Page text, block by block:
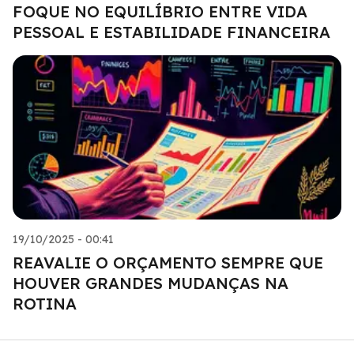
FOQUE NO EQUILÍBRIO ENTRE VIDA
PESSOAL E ESTABILIDADE FINANCEIRA
19/10/2025 - 00:41
REAVALIE O ORÇAMENTO SEMPRE QUE
HOUVER GRANDES MUDANÇAS NA
ROTINA